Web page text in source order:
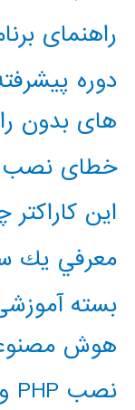
راهنمای
دوره
های بدون
خطای نصب
این کاراکتر
معرفي يك
بسته
هوش
نصب PHP و composer در ویندوز 10